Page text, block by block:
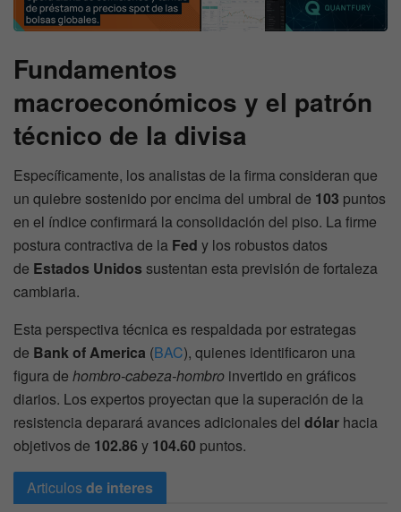
Fundamentos
macroeconómicos y el patrón
técnico de la divisa
Específicamente, los analistas de la firma consideran que
un quiebre sostenido por encima del umbral de 103 puntos
en el índice confirmará la consolidación del piso. La firme
postura contractiva de la Fed y los robustos datos
de Estados Unidos sustentan esta previsión de fortaleza
cambiaria.
Esta perspectiva técnica es respaldada por estrategas
de Bank of America (BAC), quienes identificaron una
figura de hombro-cabeza-hombro invertido en gráficos
diarios. Los expertos proyectan que la superación de la
resistencia deparará avances adicionales del dólar hacia
objetivos de 102.86 y 104.60 puntos.
Articulosde interes